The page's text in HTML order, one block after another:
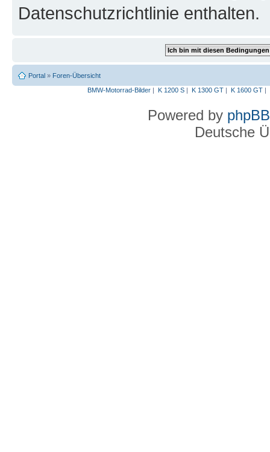
Datenschutzrichtlinie enthalten.
Portal » Foren-Übersicht
BMW-Motorrad-Bilder| K 1200 S| K 1300 GT| K 1600 GT|
Powered by phpBB
Deutsche